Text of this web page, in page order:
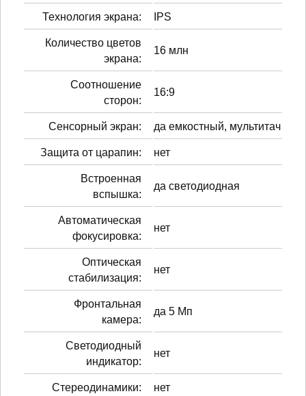
Технология экрана: IPS
Количество цветов
экрана:
16 млн
Соотношение
сторон:
16:9
Сенсорный экран: да емкостный, мультитач
Защита от царапин: нет
Встроенная
вспышка:
да светодиодная
Автоматическая
фокусировка:
нет
Оптическая
стабилизация:
нет
Фронтальная
камера:
да 5 Мп
Светодиодный
индикатор:
нет
Стереодинамики: нет